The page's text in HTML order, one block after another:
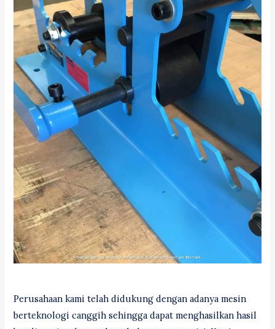
Perusahaan kami telah didukung dengan adanya mesin
berteknologi canggih sehingga dapat menghasilkan hasil